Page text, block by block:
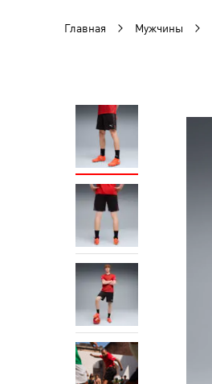
Главная Мужчины